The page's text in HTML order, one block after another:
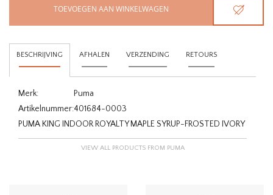
TOEVOEGEN AAN WINKELWAGEN
BESCHRIJVING AFHALEN VERZENDING RETOURS
Merk:
Puma
Artikelnummer:401684-0003
PUMA KING INDOOR ROYALTY MAPLE SYRUP-FROSTED IVORY
VIEW ALL PRODUCTS FROM PUMA